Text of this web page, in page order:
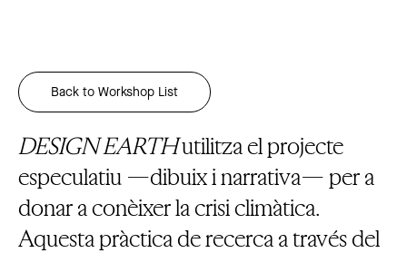
Back to Workshop List
DESIGN EARTHutilitza el projecte
especulatiu —dibuix i narrativa— per a
donar a conèixer la crisi climàtica.
Aquesta pràctica de recerca a través del